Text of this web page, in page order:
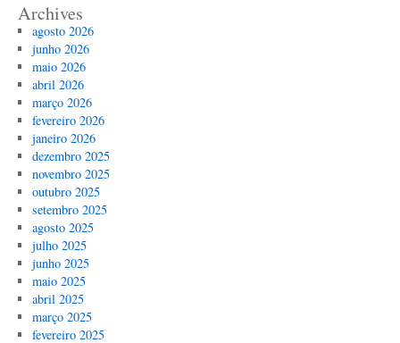
Archives
agosto 2026
junho 2026
maio 2026
abril 2026
março 2026
fevereiro 2026
janeiro 2026
dezembro 2025
novembro 2025
outubro 2025
setembro 2025
agosto 2025
julho 2025
junho 2025
maio 2025
abril 2025
março 2025
fevereiro 2025